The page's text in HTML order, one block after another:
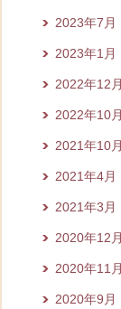
2023年7月
2023年1月
2022年12月
2022年10月
2021年10月
2021年4月
2021年3月
2020年12月
2020年11月
2020年9月